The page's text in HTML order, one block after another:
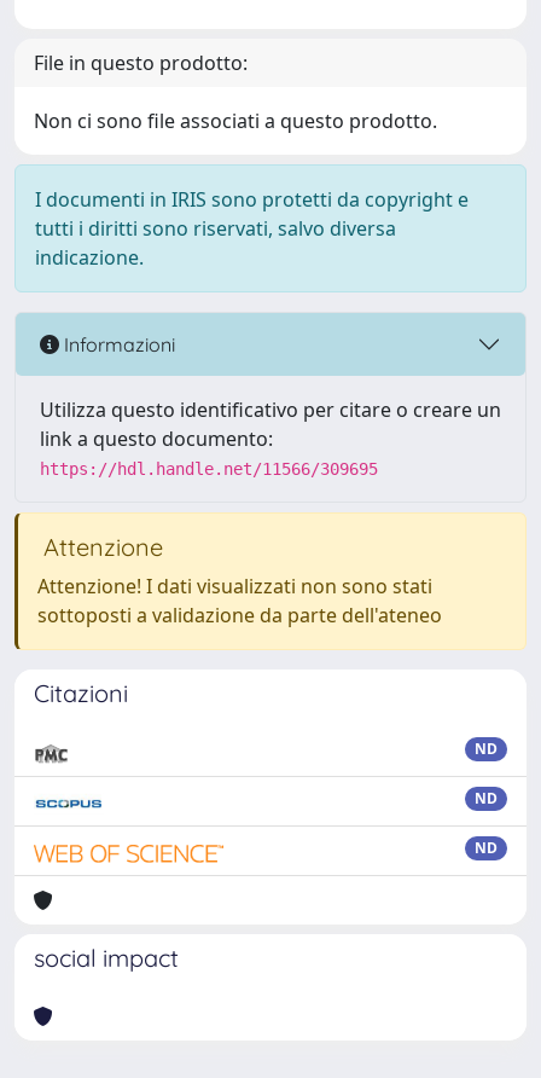
File in questo prodotto:
Non ci sono file associati a questo prodotto.
I documenti in IRIS sono protetti da copyright e
tutti i diritti sono riservati, salvo diversa
indicazione.
Informazioni
Utilizza questo identificativo per citare o creare un
link a questo documento:
https://hdl.handle.net/11566/309695
Attenzione
Attenzione! I dati visualizzati non sono stati
sottoposti a validazione da parte dell'ateneo
Citazioni
ND
ND
ND
social impact